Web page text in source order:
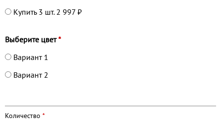
Купить 3 шт. 2 997 ₽
Выберите цвет*
Вариант 1
Вариант 2
Количество *